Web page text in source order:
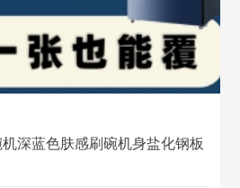
深蓝色肤感刷碗机身盐化钢板